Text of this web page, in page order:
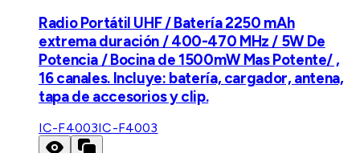
Radio Portátil UHF / Batería 2250 mAh
extrema duración / 400-470 MHz / 5W De
Potencia / Bocina de 1500mW Mas Potente/ ,
16 canales. Incluye: batería, cargador, antena,
tapa de accesorios y clip.
IC-F4003IC-F4003